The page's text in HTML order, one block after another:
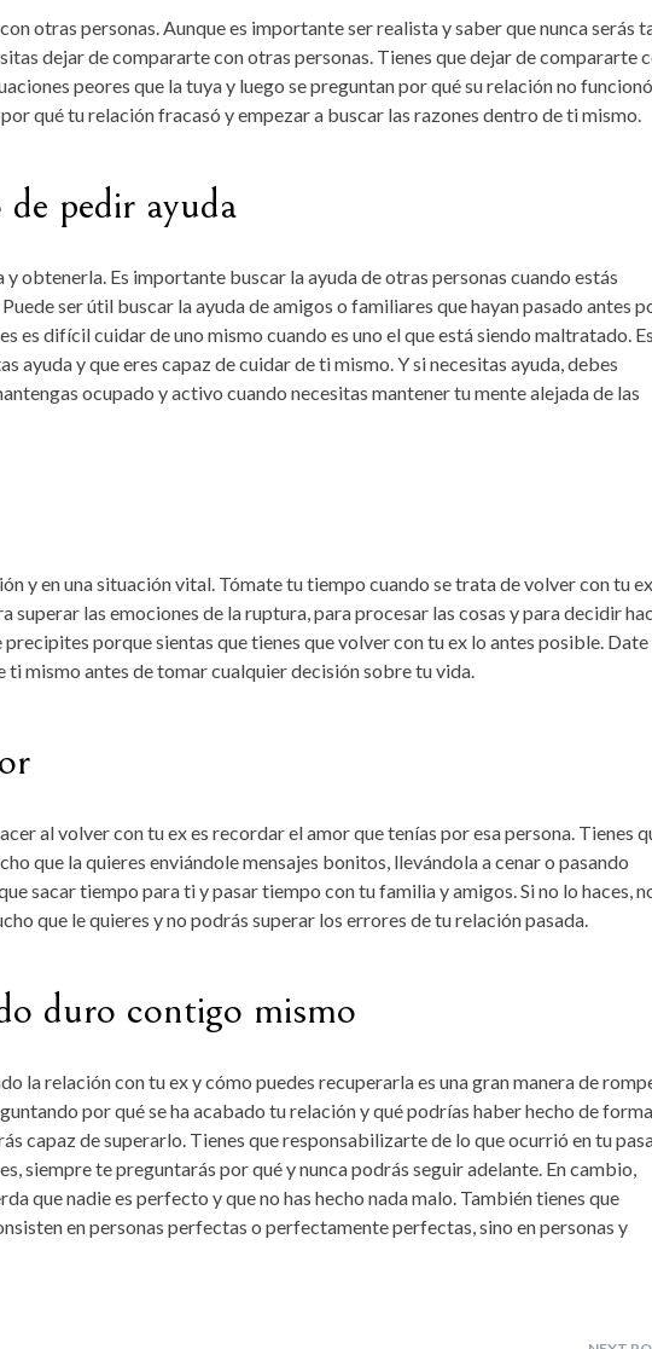
otras personas. Aunque es importante ser realista y saber que nunca serás
dejar de compararte con otras personas. Tienes que dejar de compararte
peores que la tuya y luego se preguntan por qué su relación no
qué tu relación fracasó y empezar a buscar las razones dentro de ti mismo.
pedir ayuda
y obtenerla. Es importante buscar la ayuda de otras personas cuando estás
ser útil buscar la ayuda de amigos o familiares que hayan pasado antes
es difícil cuidar de uno mismo cuando es uno el que está siendo maltratado. Es
ayuda y que eres capaz de cuidar de ti mismo. Y si necesitas ayuda, debes
ocupado y activo cuando necesitas mantener tu mente alejada de las
y en una situación vital. Tómate tu tiempo cuando se trata de volver con tu
superar las emociones de la ruptura, para procesar las cosas y para decidir
porque sientas que tienes que volver con tu ex lo antes posible. Date
mismo antes de tomar cualquier decisión sobre tu vida.
al volver con tu ex es recordar el amor que tenías por esa persona. Tienes
que la quieres enviándole mensajes bonitos, llevándola a cenar o pasando
sacar tiempo para ti y pasar tiempo con tu familia y amigos. Si no lo haces,
que le quieres y no podrás superar los errores de tu relación pasada.
duro contigo mismo
la relación con tu ex y cómo puedes recuperarla es una gran manera de
por qué se ha acabado tu relación y qué podrías haber hecho de forma
capaz de superarlo. Tienes que responsabilizarte de lo que ocurrió en tu
siempre te preguntarás por qué y nunca podrás seguir adelante. En cambio,
que nadie es perfecto y que no has hecho nada malo. También tienes que
en personas perfectas o perfectamente perfectas, sino en personas y